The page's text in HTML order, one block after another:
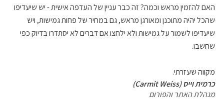
האם להזמין מראש וכמה? זה כבר עניין של העדפה אישית - יש שיעדיפו
שהכל יהיה מתוכנן ומאורגן מראש, גם במחיר של פחות גמישות, ויש
שיעדיפו לשמור על גמישות ולא ילחצו אם דברים לא יסתדרו בדיוק כפי
שחשבו.
מקווה שעזרתי.
כרמית וייס (Carmit Weiss)
מנהלת האתר והפורום